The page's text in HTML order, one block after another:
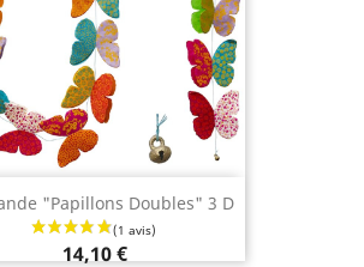
"Papillons Doubles" 3 D
14,10 €